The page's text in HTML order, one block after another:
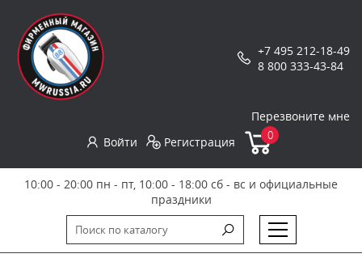
+7 495 212-18-49
8 800 333-43-84
Перезвоните мне
Войти
Регистрация 0
10:00 - 20:00 пн - пт, 10:00 - 18:00 сб - вс и официальные
праздники